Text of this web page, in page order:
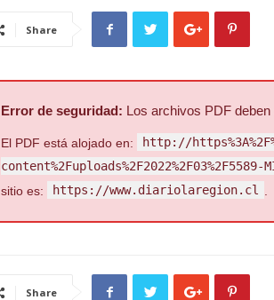
Share
Error de seguridad: Los archivos PDF
El PDF está alojado en:
http://
content%2Fuploads%2F2022%2F03%2F5589-
sitio es:
https://www.diariolaregion.cl .
Share